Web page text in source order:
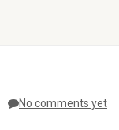
No comments yet